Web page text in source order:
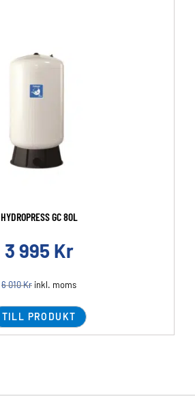
HYDROPRESS GC 80L
3 995 Kr
6 010Kr inkl. moms
TILL PRODUKT